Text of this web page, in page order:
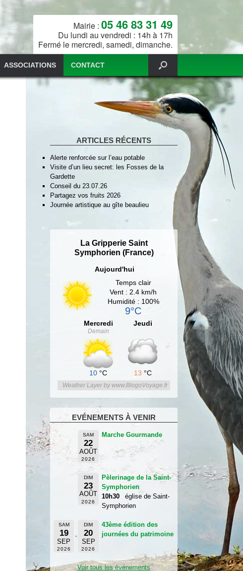
Mairie : 05 46 83 31 49
Du lundi au vendredi : 14h à 17h
Fermé le mercredi, samedi, dimanche.
ASSOCIATIONS CONTACT
ARTICLES RÉCENTS
Alerte renforcée sur l’eau potable
Visite d’un lieu secret: les Fosses de la
Gardette
Conseil du 23.07.26
Partagez vos fruits 2026
Journée artistique au gîte beaulieu
La Gripperie Saint
Symphorien (France)
Aujourd'hui
Temps clair
Vent : 2.4 km/h
Humidité : 100%
9°C
Mercredi
Demain
10 °C
Jeudi
13 °C
Weather Layer by www.BlogoVoyage.fr
EVÉNEMENTS À VENIR
SAM
22
AOÛT
2026
Marche Gourmande
DIM
23
AOÛT
2026
Pèlerinage de la Saint-
Symphorien
10h30
église de Saint-
Symphorien
SAM
19
SEP
2026
DIM
20
SEP
2026
43ème édition des
journées du patrimoine
Voir tous les événements